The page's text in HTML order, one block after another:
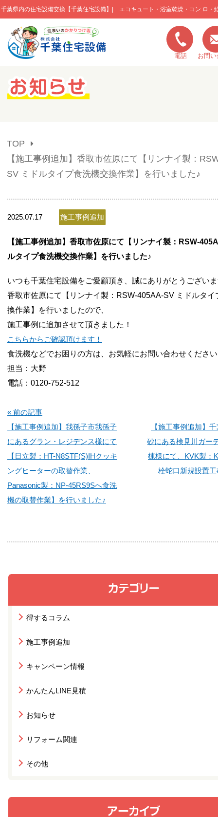
千葉県内の住宅設備交換【千葉住宅設備】| エコキュート・浴室乾燥・コン ロ・
このページの本文へ移動
電話 お問
キャンペーン一覧
お問い合わせ
会社概要
TOP
【施工事例追加】香取市佐原にて【リンナイ製：
SV ミドルタイプ食洗機交換作業】を行いました♪
得するコラム
施工事例追加
キャンペーン情報
かんたんLINE見積
お知らせ
リフォーム関連
その他
2025.07.17 施工事例追加
【施工事例追加】香取市佐原にて【リンナイ製：RSW-
ルタイプ食洗機交換作業】を行いました♪
いつも千葉住宅設備をご愛顧頂き、誠にありがとうござい
香取市佐原にて【リンナイ製：RSW-405AA-SV ミドルタイ
換作業】を行いましたので、
施工事例に追加させて頂きました！
こちらからご確認頂けます！
食洗機などでお困りの方は、お気軽にお問い合わせくださ
担当：大野
電話：0120-752-512
« 前の記事
【施工事例追加】我孫子市我孫子
にあるグラン・レジデンス様にて
【日立製：HT-N8STF(S)IHクッキ
ングヒーターの取替作業、
Panasonic製：NP-45RS9Sへ食洗
機の取替作業】を行いました♪
【施工事例追加】
砂にある検見川ガー
棟様にて、KVK製：
栓蛇口新規設置